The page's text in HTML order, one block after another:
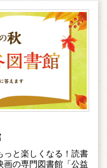
っと楽しくなる！読書
画の専門図書館「公益